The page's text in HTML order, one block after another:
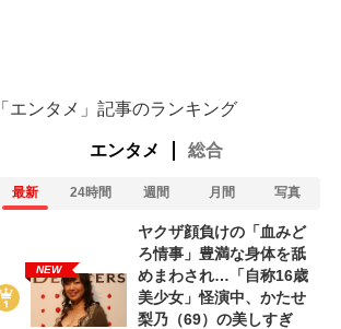
「エンタメ」記事のランキング
エンタメ 総合
最新 24時間 週間 月間 写真
NEW
ヤクザ顔負けの「血みど
ろ情事」豊満な身体を舐
めまわされ…「自称16歳
美少女」怪演中、かたせ
梨乃（69）の美しすぎ